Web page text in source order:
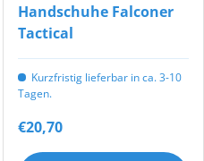
Handschuhe Falconer
Tactical
Kurzfristig lieferbar in ca. 3-10
Tagen.
€20,70